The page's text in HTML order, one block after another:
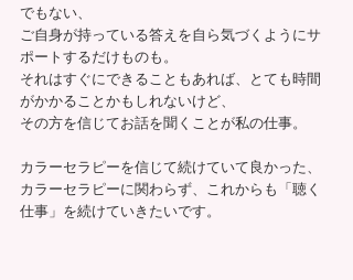
でもない、
ご自身が持っている答えを自ら気づくようにサ
ポートするだけものも。
それはすぐにできることもあれば、とても時間
がかかることかもしれないけど、
その方を信じてお話を聞くことが私の仕事。
カラーセラピーを信じて続けていて良かった、
カラーセラピーに関わらず、これからも「聴く
仕事」を続けていきたいです。